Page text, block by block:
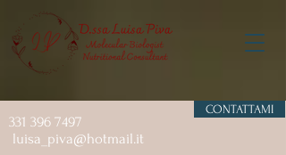
331 396 7497
luisa_piva@hotmail.it
CONTATTAMI